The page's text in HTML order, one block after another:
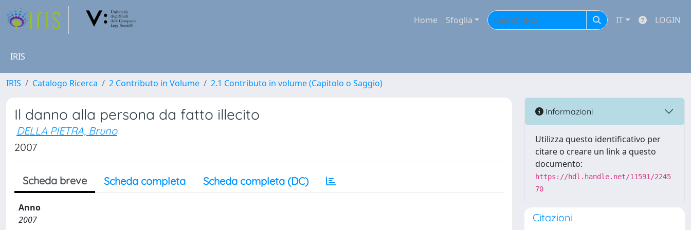
Home Sfoglia IT LOGIN
IRIS
IRIS Catalogo Ricerca 2 Contributo in Volume 2.1 Contributo in volume (Capitolo o Saggio)
Il danno alla persona da fatto illecito
DELLA PIETRA, Bruno
2007
Scheda breve Scheda completa Scheda completa (DC)
Anno
2007
Informazioni
Utilizza questo identificativo per
citare o creare un link a questo
documento:
https://hdl.handle.net/11591/2245
70
Citazioni